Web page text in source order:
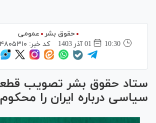
حقوق بشر
عمومی
10:30
01 آذر 1403 کد خبر: ۴۸۰۵۳۱۰
ستاد حقوق بشر تصویب
سیاسی درباره ایران را